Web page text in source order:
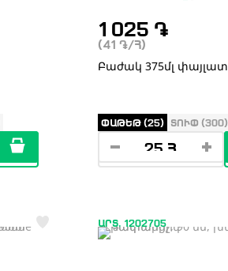
1 025 ֏
(41 ֏/Հ)
Բաժակ 375մլ փայլատ
ՓԱԹԵԹ (25) ՏՈՒՓ (300)
ԱՐՏ. 1202705